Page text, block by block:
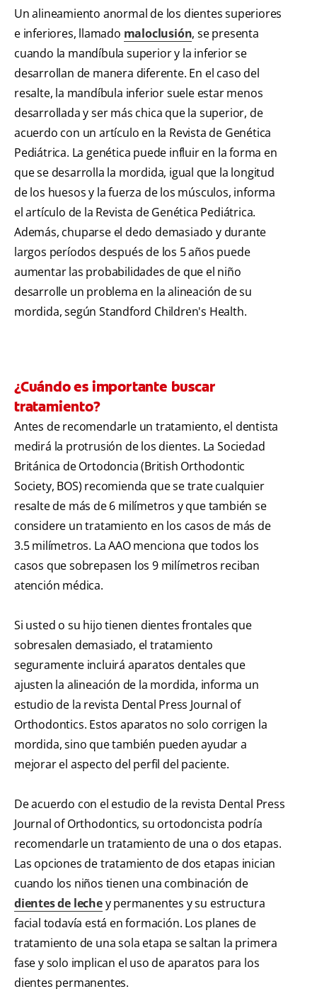
Un alineamiento anormal de los dientes superiores
e inferiores, llamado maloclusión, se presenta
cuando la mandíbula superior y la inferior se
desarrollan de manera diferente. En el caso del
resalte, la mandíbula inferior suele estar menos
desarrollada y ser más chica que la superior, de
acuerdo con un artículo en la Revista de Genética
Pediátrica. La genética puede influir en la forma en
que se desarrolla la mordida, igual que la longitud
de los huesos y la fuerza de los músculos, informa
el artículo de la Revista de Genética Pediátrica.
Además, chuparse el dedo demasiado y durante
largos períodos después de los 5 años puede
aumentar las probabilidades de que el niño
desarrolle un problema en la alineación de su
mordida, según Standford Children's Health.
¿Cuándo es importante buscar
tratamiento?
Antes de recomendarle un tratamiento, el dentista
medirá la protrusión de los dientes. La Sociedad
Británica de Ortodoncia (British Orthodontic
Society, BOS) recomienda que se trate cualquier
resalte de más de 6 milímetros y que también se
considere un tratamiento en los casos de más de
3.5 milímetros. La AAO menciona que todos los
casos que sobrepasen los 9 milímetros reciban
atención médica.
Si usted o su hijo tienen dientes frontales que
sobresalen demasiado, el tratamiento
seguramente incluirá aparatos dentales que
ajusten la alineación de la mordida, informa un
estudio de la revista Dental Press Journal of
Orthodontics. Estos aparatos no solo corrigen la
mordida, sino que también pueden ayudar a
mejorar el aspecto del perfil del paciente.
De acuerdo con el estudio de la revista Dental Press
Journal of Orthodontics, su ortodoncista podría
recomendarle un tratamiento de una o dos etapas.
Las opciones de tratamiento de dos etapas inician
cuando los niños tienen una combinación de
dientes de lechey permanentes y su estructura
facial todavía está en formación. Los planes de
tratamiento de una sola etapa se saltan la primera
fase y solo implican el uso de aparatos para los
dientes permanentes.